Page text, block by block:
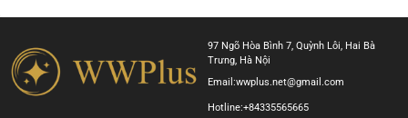
97 Ngõ Hòa Bình 7, Quỳnh Lôi, Hai Bà
Trưng, Hà Nội
Email:wwplus.net@gmail.com
Hotline:+84335565665